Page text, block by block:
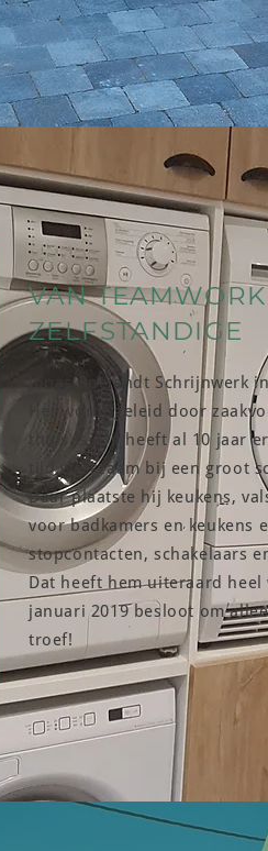
VAN
ZELFSTANDIGE
Jonas Roelandt Schrijnwerk
Het wordt geleid door
thuis is. Hij heeft al 10 jaar
tijd werkzaam bij een groot
Daar plaatste hij keukens,
voor badkamers en keukens
stopcontacten, schakelaars
Dat heeft hem uiteraard
januari 2019 besloot om
troef!